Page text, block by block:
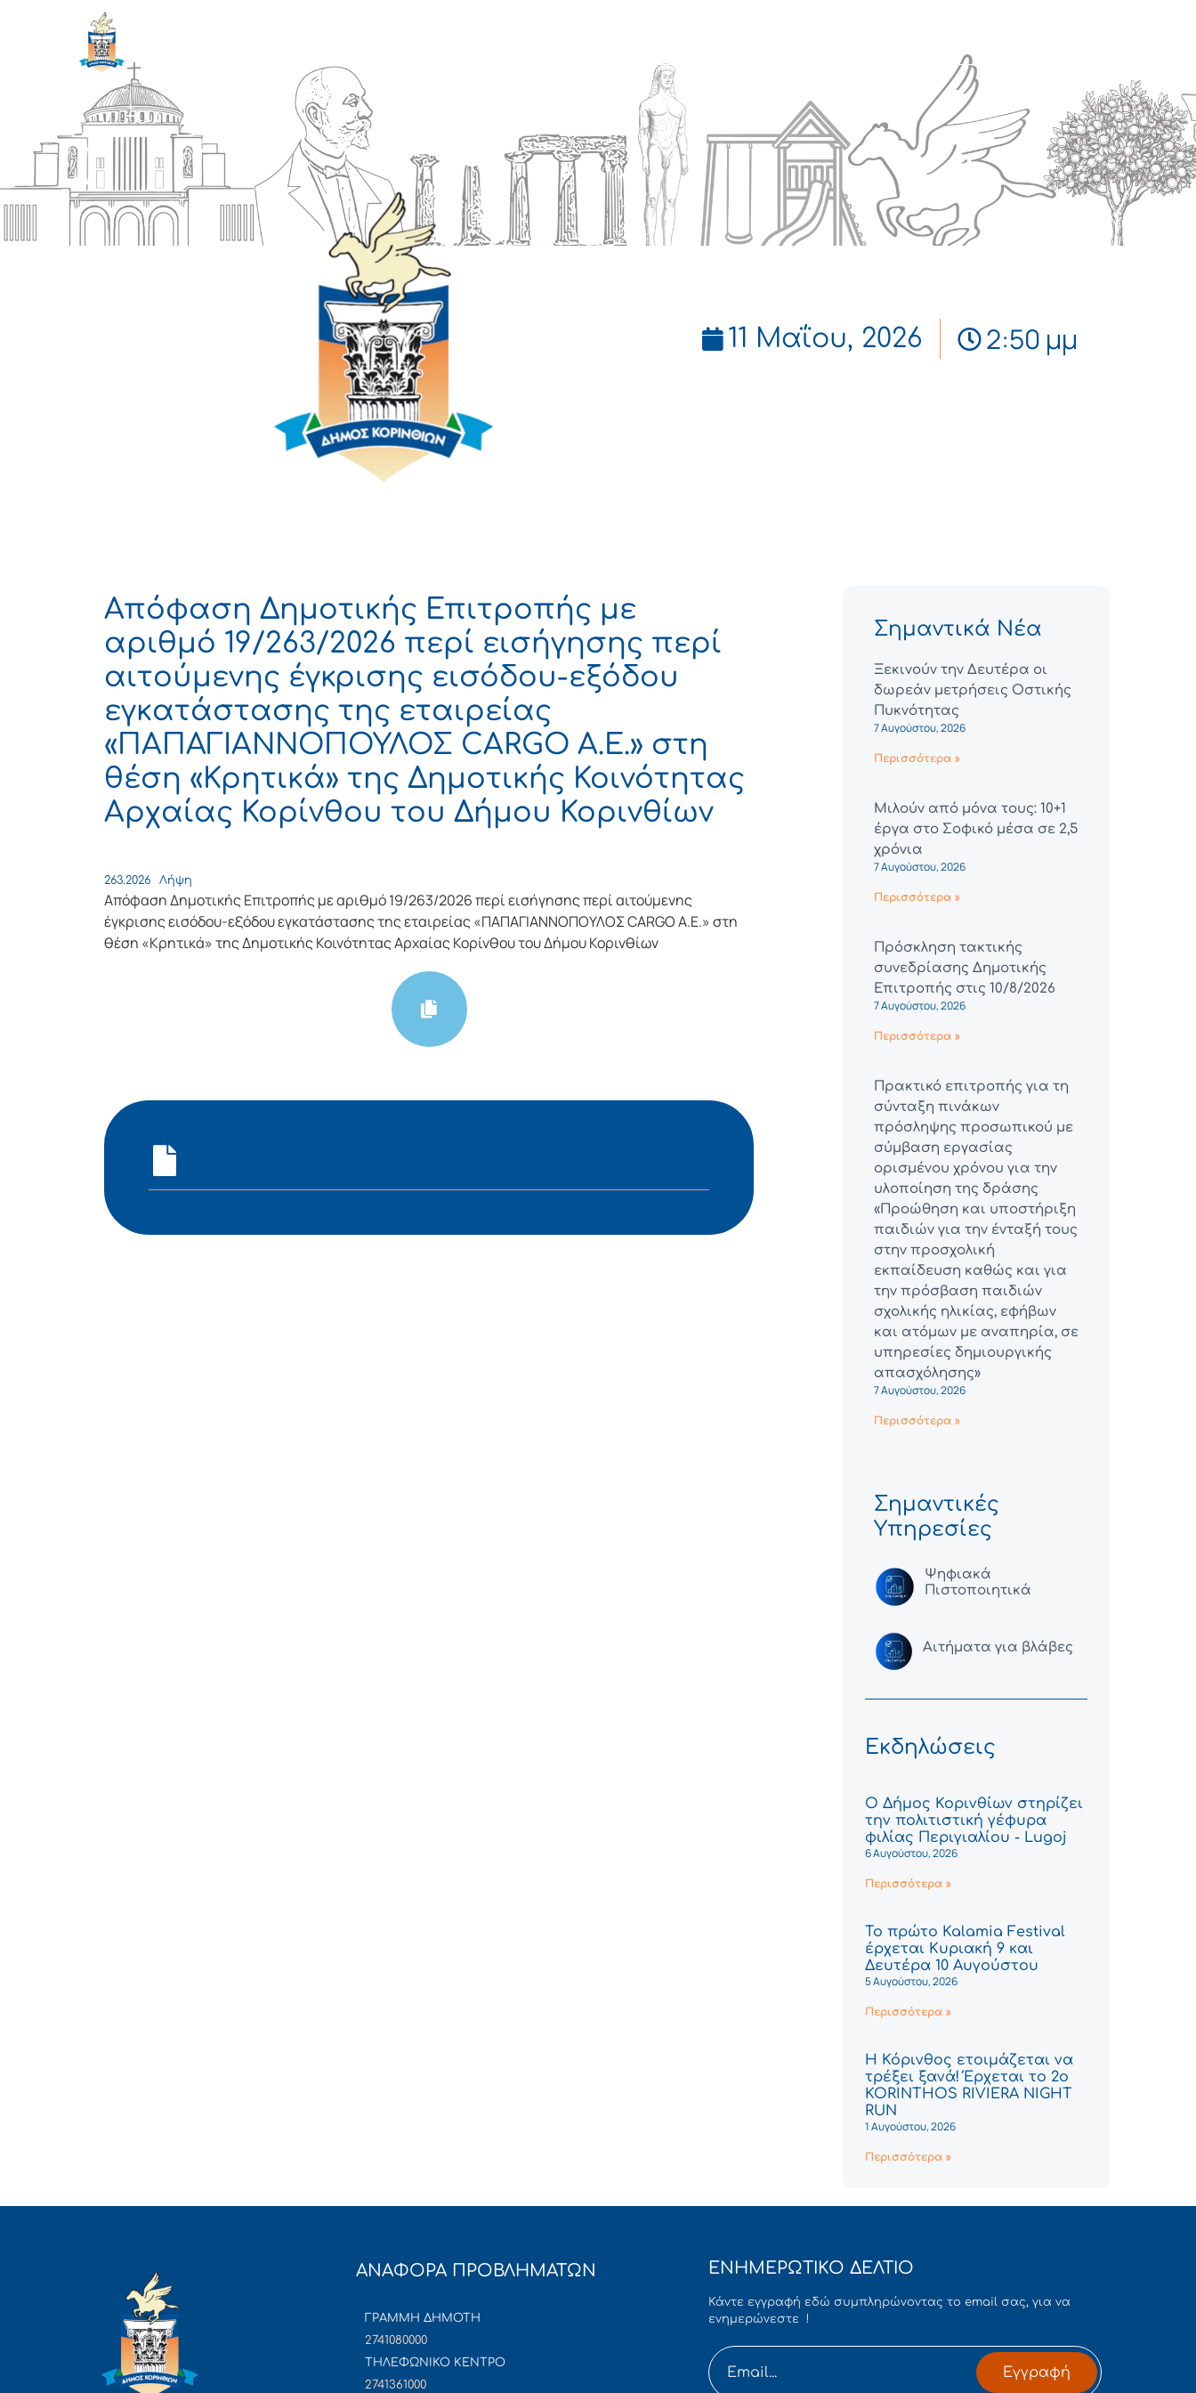
11 Μαΐου, 2026 2:50 μμ
Απόφαση Δημοτικής Επιτροπής με
αριθμό 19/263/2026 περί εισήγησης περί
αιτούμενης έγκρισης εισόδου-εξόδου
εγκατάστασης της εταιρείας
«ΠΑΠΑΓΙΑΝΝΟΠΟΥΛΟΣ CARGO Α.E.» στη
θέση «Κρητικά» της Δημοτικής Κοινότητας
Αρχαίας Κορίνθου του Δήμου Κορινθίων
263.2026 Λήψη
Απόφαση Δημοτικής Επιτροπής με αριθμό 19/263/2026 περί εισήγησης περί αιτούμενης
έγκρισης εισόδου-εξόδου εγκατάστασης της εταιρείας «ΠΑΠΑΓΙΑΝΝΟΠΟΥΛΟΣ CARGO Α.E.» στη
θέση «Κρητικά» της Δημοτικής Κοινότητας Αρχαίας Κορίνθου του Δήμου Κορινθίων
Σημαντικά Νέα
Ξεκινούν την Δευτέρα οι
δωρεάν μετρήσεις Οστικής
Πυκνότητας
7 Αυγούστου, 2026
Περισσότερα »
Μιλούν από μόνα τους: 10+1
έργα στο Σοφικό μέσα σε 2,5
χρόνια
7 Αυγούστου, 2026
Περισσότερα »
Πρόσκληση τακτικής
συνεδρίασης Δημοτικής
Επιτροπής στις 10/8/2026
7 Αυγούστου, 2026
Περισσότερα »
Πρακτικό επιτροπής για τη
σύνταξη πινάκων
πρόσληψης προσωπικού με
σύμβαση εργασίας
ορισμένου χρόνου για την
υλοποίηση της δράσης
«Προώθηση και υποστήριξη
παιδιών για την ένταξή τους
στην προσχολική
εκπαίδευση καθώς και για
την πρόσβαση παιδιών
σχολικής ηλικίας, εφήβων
και ατόμων με αναπηρία, σε
υπηρεσίες δημιουργικής
απασχόλησης»
7 Αυγούστου, 2026
Περισσότερα »
Σημαντικές
Υπηρεσίες
Ψηφιακά
Πιστοποιητικά
Αιτήματα για βλάβες
Εκδηλώσεις
Ο Δήμος Κορινθίων στηρίζει
την πολιτιστική γέφυρα
φιλίας Περιγιαλίου - Lugoj
6 Αυγούστου, 2026
Περισσότερα »
Το πρώτο Kalamia Festival
έρχεται Κυριακή 9 και
Δευτέρα 10 Αυγούστου
5 Αυγούστου, 2026
Περισσότερα »
Η Κόρινθος ετοιμάζεται να
τρέξει ξανά! Έρχεται το 2ο
KORINTHOS RIVIERA NIGHT
RUN
1 Αυγούστου, 2026
Περισσότερα »
ΑΝΑΦΟΡΑ ΠΡΟΒΛΗΜΑΤΩΝ
ΓΡΑΜΜΗ ΔΗΜΟΤΗ
2741080000
ΤΗΛΕΦΩΝΙΚΟ ΚΕΝΤΡΟ
2741361000
ΕΝΗΜΕΡΩΤΙΚΟ ΔΕΛΤΙΟ
Κάντε εγγραφή εδώ συμπληρώνοντας το email σας, για να
ενημερώνεστε !
Εγγραφή